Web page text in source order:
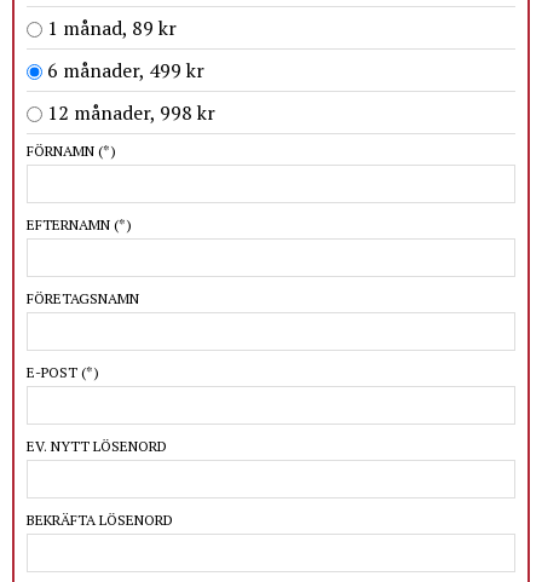
1 månad, 89 kr
6 månader, 499 kr
12 månader, 998 kr
FÖRNAMN (*)
EFTERNAMN (*)
FÖRETAGSNAMN
E-POST (*)
EV. NYTT LÖSENORD
BEKRÄFTA LÖSENORD